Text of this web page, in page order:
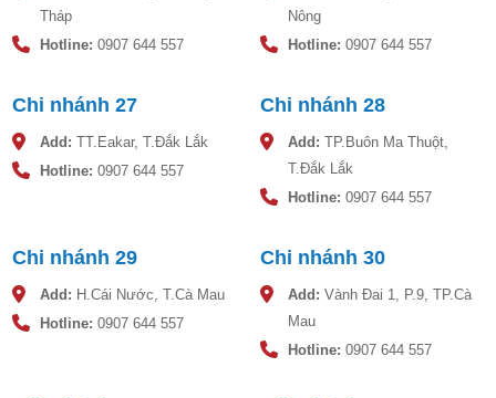
Tháp
Hotline: 0907 644 557
Nông
Hotline: 0907 644 557
Chi nhánh 27
Add: TT.Eakar, T.Đắk Lắk
Hotline: 0907 644 557
Chi nhánh 28
Add: TP.Buôn Ma Thuột,
T.Đắk Lắk
Hotline: 0907 644 557
Chi nhánh 29
Add: H.Cái Nước, T.Cà Mau
Hotline: 0907 644 557
Chi nhánh 30
Add: Vành Đai 1, P.9, TP.Cà
Mau
Hotline: 0907 644 557